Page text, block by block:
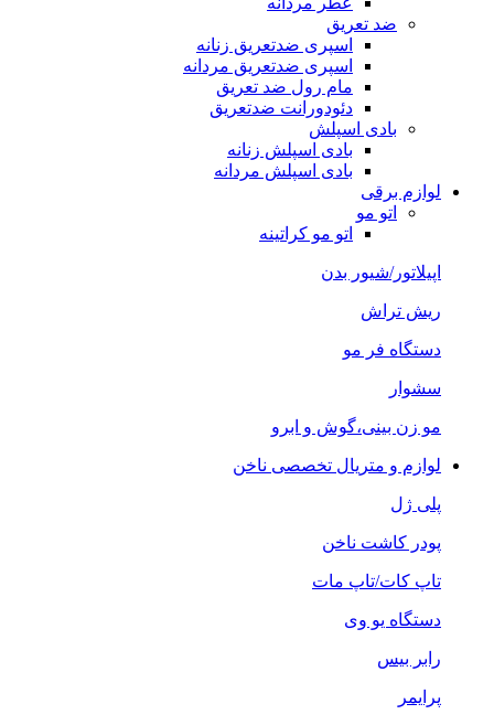
ضد تعریق
اسپری ضدتعریق زنانه
اسپری ضدتعریق مردانه
مام رول ضد تعریق
دئودورانت ضدتعریق
بادی اسپلش
بادی اسپلش زنانه
بادی اسپلش مردانه
لوازم برقی
اتو مو
اتو مو کراتینه
اپیلاتور/شیور بدن
ریش تراش
دستگاه فر مو
سشوار
مو زن بینی،گوش و ابرو
لوازم و متریال تخصصی ناخن
پلی ژل
پودر کاشت ناخن
تاپ کات/تاپ مات
دستگاه یو وی
رابر بیس
پرایمر